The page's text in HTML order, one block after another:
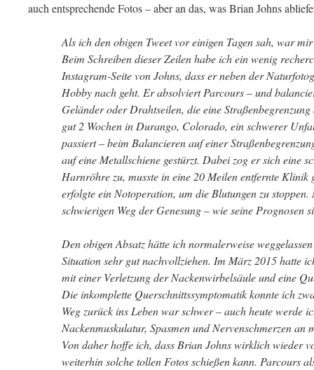
auch entsprechende Fotos – aber an das, was Brian Johns
Als ich den obigen Tweet vor einigen Tagen sah, war
Beim Schreiben dieser Zeilen habe ich ein wenig
Instagram-Seite von Johns, dass er neben der
Hobby nach geht. Er absolviert Parcours – und
Geländer oder Drahtseilen, die eine
gut 2 Wochen in Durango, Colorado, ein schwerer
passiert – beim Balancieren auf einer
auf eine Metallschiene gestürzt. Dabei zog er sich eine
Harnröhre zu, musste in eine 20 Meilen entfernte Klinik
erfolgte ein Notoperation, um die Blutungen zu
schwierigen Weg der Genesung – wie seine Prognosen
Den obigen Absatz hätte ich normalerweise
Situation sehr gut nachvollziehen. Im März 2015 hatte
mit einer Verletzung der Nackenwirbelsäule und eine
Die inkomplette Querschnittssymptomatik konnte ich
Weg zurück ins Leben war schwer – auch heute werde
Nackenmuskulatur, Spasmen und Nervenschmerzen an
Von daher hoffe ich, dass Brian Johns wirklich wieder
weiterhin solche tollen Fotos schießen kann. Parcours